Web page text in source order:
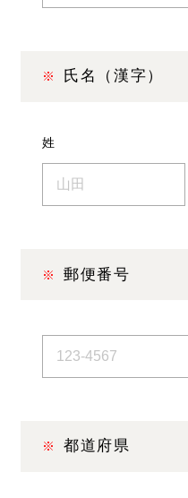
氏名（漢字）
姓
郵便番号
都道府県